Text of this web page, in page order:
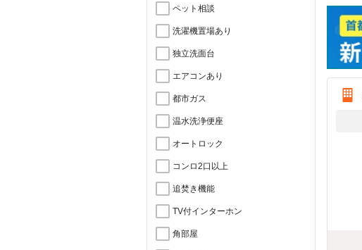
ペット相談
洗濯機置場あり
独立洗面台
エアコンあり
都市ガス
温水洗浄便座
オートロック
コンロ2口以上
追焚き機能
TV付インターホン
角部屋